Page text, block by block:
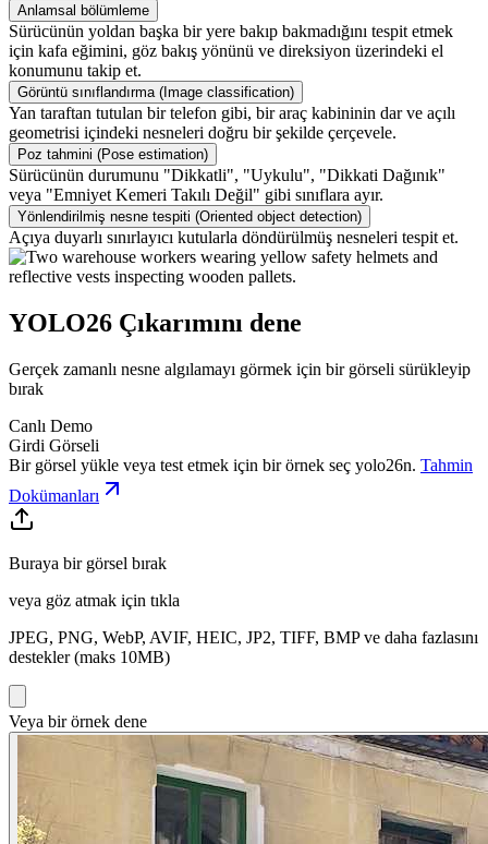
Anlamsal bölümleme
Sürücünün yoldan başka bir yere bakıp bakmadığını tespit etmek
için kafa eğimini, göz bakış yönünü ve direksiyon üzerindeki el
konumunu takip et.
Görüntü sınıflandırma (Image classification)
Yan taraftan tutulan bir telefon gibi, bir araç kabininin dar ve açılı
geometrisi içindeki nesneleri doğru bir şekilde çerçevele.
Poz tahmini (Pose estimation)
Sürücünün durumunu "Dikkatli", "Uykulu", "Dikkati Dağınık"
veya "Emniyet Kemeri Takılı Değil" gibi sınıflara ayır.
Yönlendirilmiş nesne tespiti (Oriented object detection)
Açıya duyarlı sınırlayıcı kutularla döndürülmüş nesneleri tespit et.
YOLO26 Çıkarımını dene
Gerçek zamanlı nesne algılamayı görmek için bir görseli sürükleyip
bırak
Canlı Demo
Girdi Görseli
Bir görsel yükle veya test etmek için bir örnek seç yolo26n. Tahmin
Dokümanları
Buraya bir görsel bırak
veya göz atmak için tıkla
JPEG, PNG, WebP, AVIF, HEIC, JP2, TIFF, BMP ve daha fazlasını
destekler (maks 10MB)
Veya bir örnek dene